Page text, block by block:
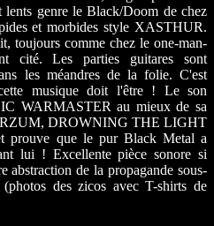
lents genre le Black/Doom de chez
et morbides style XASTHUR.
toujours comme chez le one-man-
cité. Les parties guitares sont
les méandres de la folie. C'est
musique doit l'être ! Le son
WARMASTER au mieux de sa
DROWNING THE LIGHT
prouve que le pur Black Metal a
lui ! Excellente pièce sonore si
abstraction de la propagande sous-
des zicos avec T-shirts de